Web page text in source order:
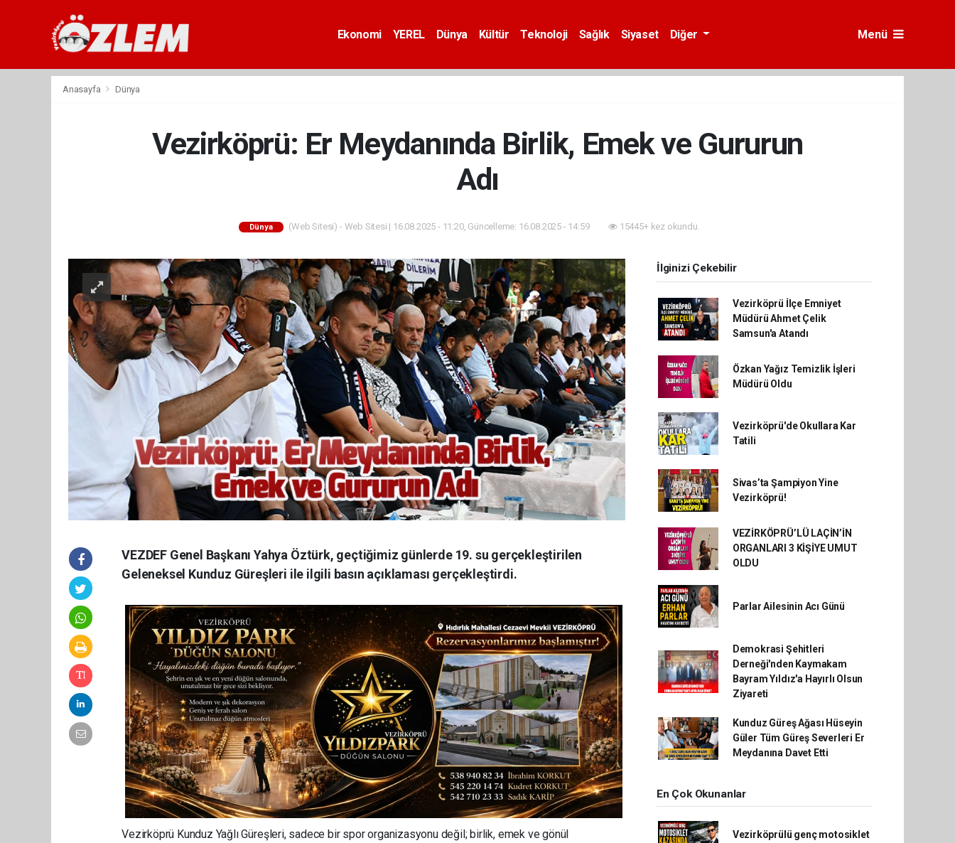
Ekonomi YEREL Dünya Kültür Teknoloji Sağlık Siyaset Diğer Menü
Anasayfa Dünya
Vezirköprü: Er Meydanında Birlik, Emek ve Gururun
Adı
Dünya (Web Sitesi) - Web Sitesi | 16.08.2025 - 11:20, Güncelleme: 16.08.2025 - 14:59 15445+ kez okundu.
VEZDEF Genel Başkanı Yahya Öztürk, geçtiğimiz günlerde 19. su gerçekleştirilen
Geleneksel Kunduz Güreşleri ile ilgili basın açıklaması gerçekleştirdi.
Vezirköprü Kunduz Yağlı Güreşleri, sadece bir spor organizasyonu değil; birlik, emek ve gönül
İlginizi Çekebilir
Vezirköprü İlçe Emniyet
Müdürü Ahmet Çelik
Samsun'a Atandı
Özkan Yağız Temizlik İşleri
Müdürü Oldu
Vezirköprü'de Okullara Kar
Tatili
Sivas’ta Şampiyon Yine
Vezirköprü!
VEZİRKÖPRÜ’LÜ LAÇİN’İN
ORGANLARI 3 KİŞİYE UMUT
OLDU
Parlar Ailesinin Acı Günü
Demokrasi Şehitleri
Derneği'nden Kaymakam
Bayram Yıldız'a Hayırlı Olsun
Ziyareti
Kunduz Güreş Ağası Hüseyin
Güler Tüm Güreş Severleri Er
Meydanına Davet Etti
En Çok Okunanlar
Vezirköprülü genç motosiklet